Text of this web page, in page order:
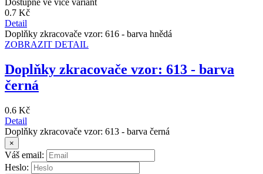
Dostupné ve více variant
0.7 Kč
Detail
Doplňky zkracovače vzor: 616 - barva hnědá
ZOBRAZIT DETAIL
Doplňky zkracovače vzor: 613 - barva
černá
0.6 Kč
Detail
Doplňky zkracovače vzor: 613 - barva černá
×
Váš email:
Heslo: